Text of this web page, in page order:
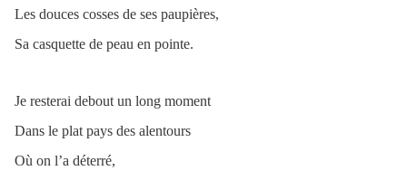
Les douces cosses de ses paupières,
Sa casquette de peau en pointe.
Je resterai debout un long moment
Dans le plat pays des alentours
Où on l’a déterré,